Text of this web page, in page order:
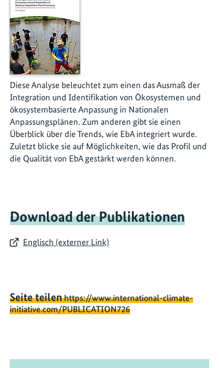
Diese Analyse beleuchtet zum einen das Ausmaß der
Integration und Identifikation von Ökosystemen und
ökosystembasierte Anpassung in Nationalen
Anpassungsplänen. Zum anderen gibt sie einen
Überblick über die Trends, wie EbA integriert wurde.
Zuletzt blicke sie auf Möglichkeiten, wie das Profil und
die Qualität von EbA gestärkt werden können.
Download der Publikationen
Englisch (externer Link)
Seite teilenhttps://www.international-climate-
initiative.com/PUBLICATION726